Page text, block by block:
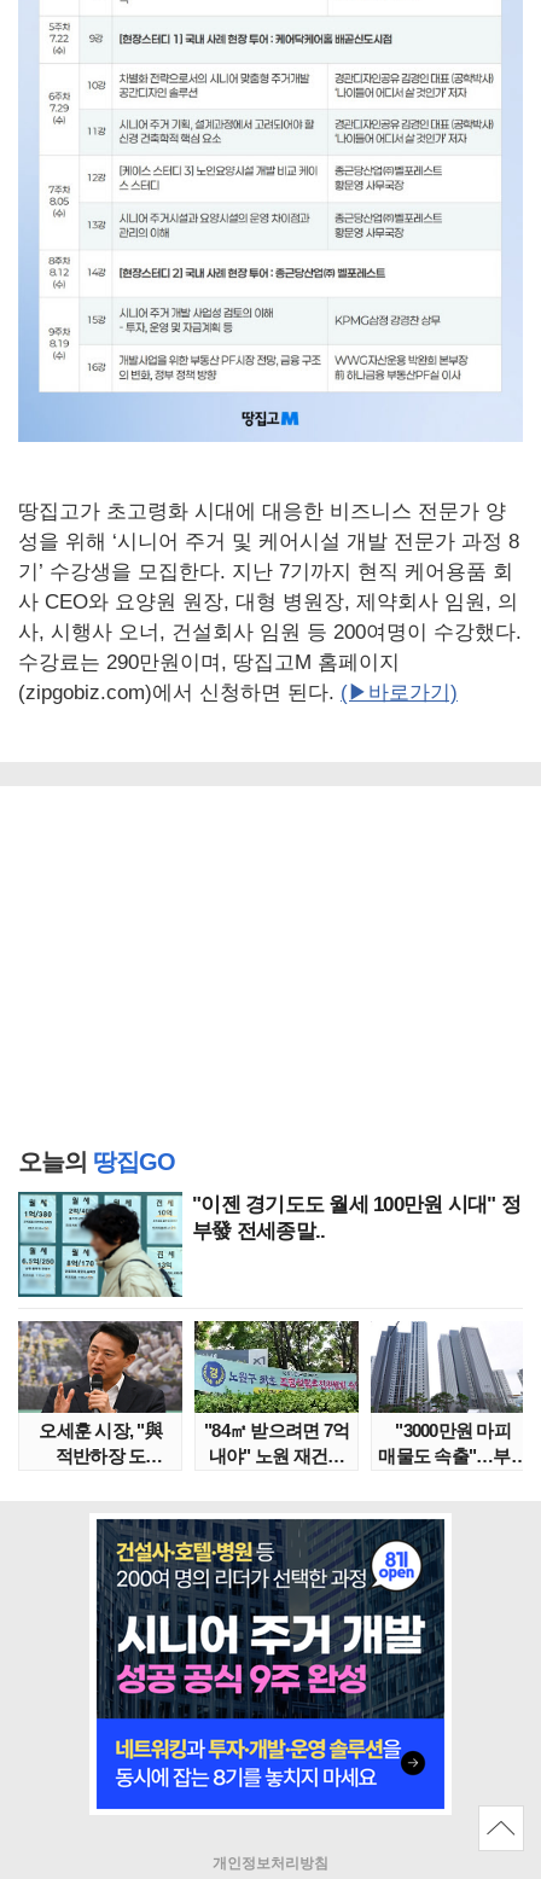
땅집고가 초고령화 시대에 대응한 비즈니스 전문가 양
성을 위해 ‘시니어 주거 및 케어시설 개발 전문가 과정 8
기’ 수강생을 모집한다. 지난 7기까지 현직 케어용품 회
사 CEO와 요양원 원장, 대형 병원장, 제약회사 임원, 의
사, 시행사 오너, 건설회사 임원 등 200여명이 수강했다.
수강료는 290만원이며, 땅집고M 홈페이지
(zipgobiz.com)에서 신청하면 된다. (▶바로가기)
오늘의 땅집GO
"이젠 경기도도 월세 100만원 시대" 정
부發 전세종말..
오세훈 시장, "與
적반하장 도
"84㎡ 받으려면 7억
내야" 노원 재건축
"3000만원 마피
매물도 속출"…부산
개인정보처리방침